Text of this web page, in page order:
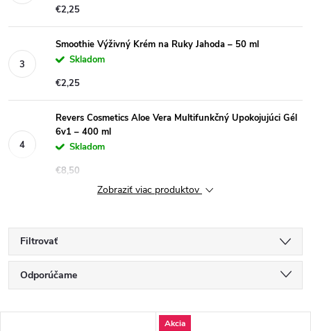
€2,25
Smoothie Výživný Krém na Ruky Jahoda – 50 ml
Skladom
€2,25
Revers Cosmetics Aloe Vera Multifunkčný Upokojujúci Gél
6v1 – 400 ml
Skladom
€8,50
Zobraziť viac produktov
Filtrovať
R
a
Odporúčame
Akcia